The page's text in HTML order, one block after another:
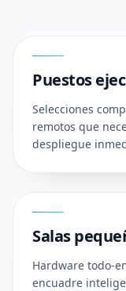
Puestos
Selecciones
remotos que
despliegue
Salas
Hardware todo-
encuadre